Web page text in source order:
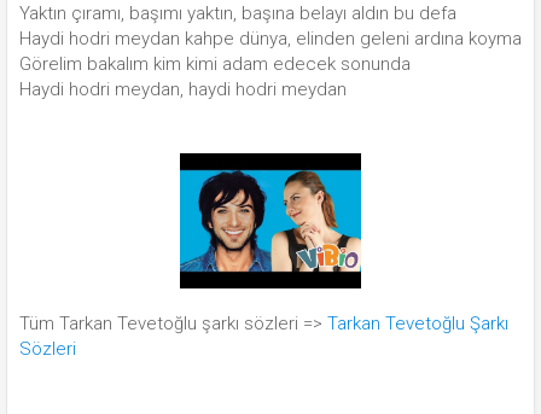
Yaktın çıramı, başımı yaktın, başına belayı aldın bu defa
Haydi hodri meydan kahpe dünya, elinden geleni ardına koyma
Görelim bakalım kim kimi adam edecek sonunda
Haydi hodri meydan, haydi hodri meydan
Tüm Tarkan Tevetoğlu şarkı sözleri => Tarkan Tevetoğlu Şarkı
Sözleri